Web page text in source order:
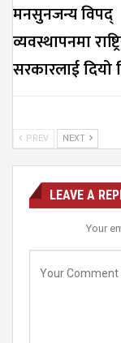
मनसुनजन्य विपद्
व्यवस्थापनमा
सरकारलाई दियो
PREV NEXT
LEAVE A
Your